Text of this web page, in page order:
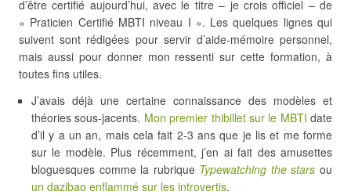
d’être certifié aujourd’hui, avec le titre – je crois officiel – de
« Praticien Certifié MBTI niveau I ». Les quelques lignes qui
suivent sont rédigées pour servir d’aide-mémoire personnel,
mais aussi pour donner mon ressenti sur cette formation, à
toutes fins utiles.
J’avais déjà une certaine connaissance des modèles et
théories sous-jacents. Mon premier thibillet sur le MBTI date
d’il y a un an, mais cela fait 2-3 ans que je lis et me forme
sur le modèle. Plus récemment, j’en ai fait des amusettes
bloguesques comme la rubrique Typewatching the stars ou
un dazibao enflammé sur les introvertis.